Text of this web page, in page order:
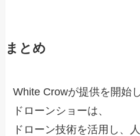
まとめ
White Crowが提供を開始
ドローンショーは、
ドローン技術を活用し、